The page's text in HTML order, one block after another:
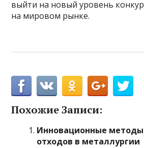
выйти на новый уровень
на мировом рынке.
Похожие Записи:
Инновационные методы
отходов в металлургии